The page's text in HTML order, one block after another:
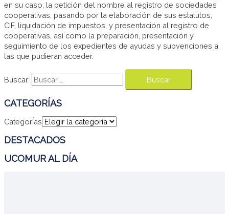
en su caso, la petición del nombre al registro de sociedades
cooperativas, pasando por la elaboración de sus estatutos,
CIF, liquidación de impuestos, y presentación al registro de
cooperativas, así como la preparación, presentación y
seguimiento de los expedientes de ayudas y subvenciones a
las que pudieran acceder.
Buscar:
CATEGORÍAS
CategorÍas
DESTACADOS
UCOMUR AL DÍA